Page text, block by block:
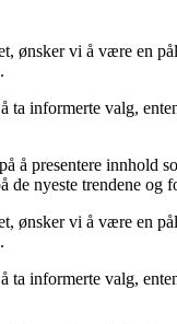
ønsker vi å være en
informerte valg,
presentere innhold
de nyeste trendene og
ønsker vi å være en
informerte valg,